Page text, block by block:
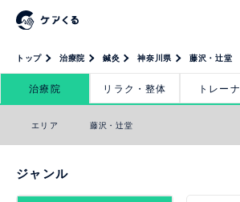
トップ 治療院 鍼灸 神奈川県 藤沢・辻堂
治療院 リラク・整体 トレー
エリア 藤沢・辻堂
ジャンル